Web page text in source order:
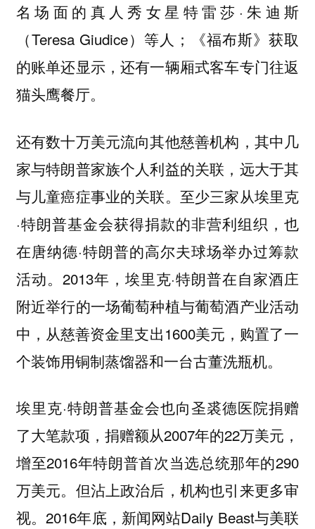
名场面的真人秀女星特雷莎·朱迪斯
（Teresa Giudice）等人；《福布斯》获取
的账单还显示，还有一辆厢式客车专门往返
猫头鹰餐厅。
还有数十万美元流向其他慈善机构，其中几
家与特朗普家族个人利益的关联，远大于其
与儿童癌症事业的关联。至少三家从埃里克
·特朗普基金会获得捐款的非营利组织，也
在唐纳德·特朗普的高尔夫球场举办过筹款
活动。2013年，埃里克·特朗普在自家酒庄
附近举行的一场葡萄种植与葡萄酒产业活动
中，从慈善资金里支出1600美元，购置了一
个装饰用铜制蒸馏器和一台古董洗瓶机。
埃里克·特朗普基金会也向圣裘德医院捐赠
了大笔款项，捐赠额从2007年的22万美元，
增至2016年特朗普首次当选总统那年的290
万美元。但沾上政治后，机构也引来更多审
视。2016年底，新闻网站Daily Beast与美联